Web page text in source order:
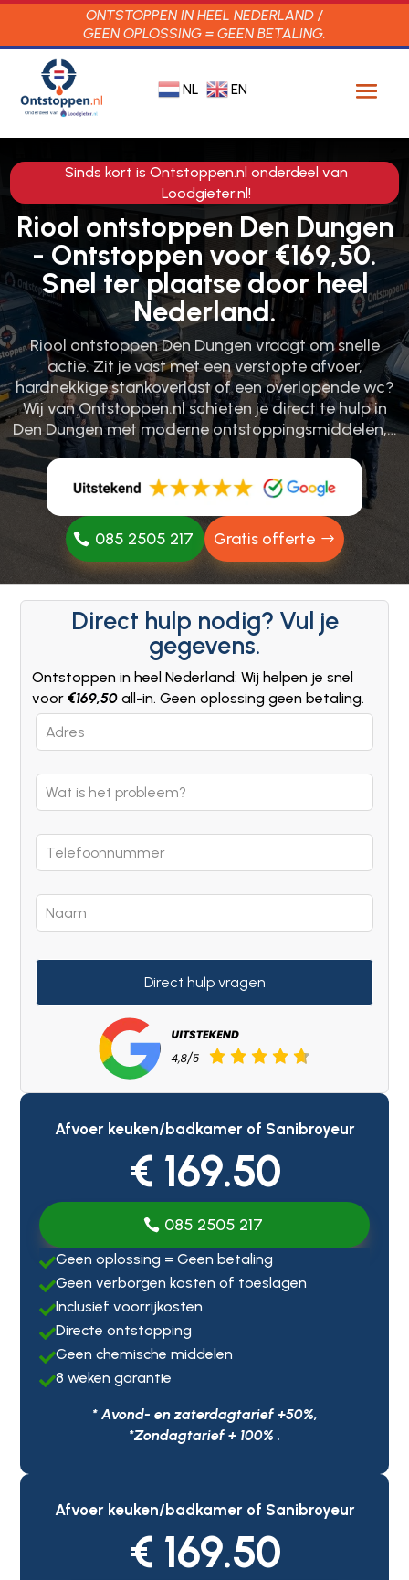
ONTSTOPPEN IN HEEL NEDERLAND /
GEEN OPLOSSING = GEEN BETALING.
NL EN
Sinds kort is Ontstoppen.nl onderdeel van
Loodgieter.nl!
Riool ontstoppen Den Dungen
- Ontstoppen voor €169,50.
Snel ter plaatse door heel
Nederland.
Riool ontstoppen Den Dungen vraagt om snelle
actie.​ Zit je vast met een verstopte afvoer,
hardnekkige stankoverlast of een overlopende wc?
Wij van Ontstoppen.​nl schieten je direct te hulp in
Den Dungen met moderne ontstoppingsmiddelen,…
085 2505 217 Gratis offerte
Direct hulp nodig? Vul je
gegevens.
Ontstoppen in heel Nederland: Wij helpen je snel
voor€169,50 all-in. Geen oplossing geen betaling.
Leave
this
blank
Direct hulp vragen
Afvoer keuken/badkamer of Sanibroyeur
€ 169.50
085 2505 217
Geen oplossing = Geen betaling
Geen verborgen kosten of toeslagen
Inclusief voorrijkosten
Directe ontstopping
Geen chemische middelen
8 weken garantie
* Avond- en zaterdagtarief +50%,
*Zondagtarief + 100% .
Afvoer keuken/badkamer of Sanibroyeur
€ 169.50